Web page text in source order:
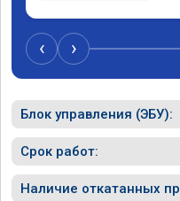
людьми, решил всё
перепрошивку. Увидел
объявление и решил
в работу. Знают своё
часа длилась
отличается от
я доволен. Машинка не
Парням
‹ ›
Блок управления (ЭБУ):
Срок работ:
Наличие откатанных